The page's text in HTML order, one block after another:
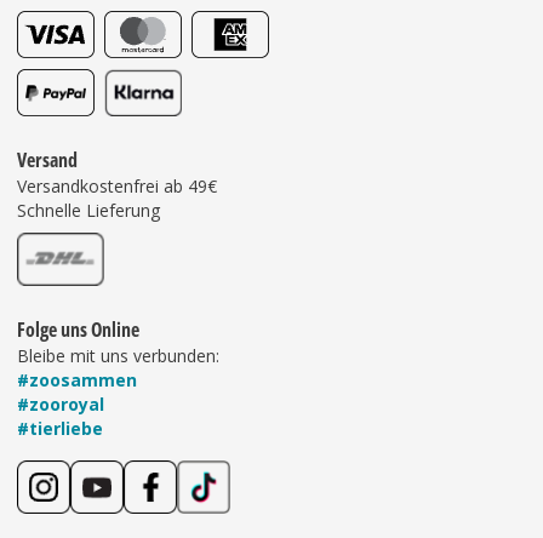
Versand
Versandkostenfrei ab 49€
Schnelle Lieferung
Folge uns Online
Bleibe mit uns verbunden:
#zoosammen
#zooroyal
#tierliebe